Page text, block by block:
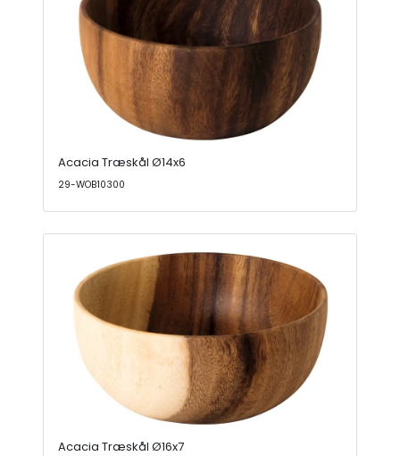
Acacia Træskål Ø14x6
29-WOB10300
Acacia Træskål Ø16x7